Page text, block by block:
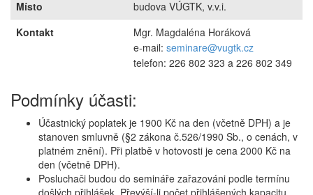
Místo
budova VÚGTK, v.v.i.
Kontakt
Mgr. Magdaléna Horáková
e-mail: seminare@vugtk.cz
telefon: 226 802 323 a 226 802 349
Podmínky účasti:
Účastnický poplatek je 1900 Kč na den (včetně DPH) a je
stanoven smluvně (§2 zákona č.526/1990 Sb., o cenách, v
platném znění). Při platbě v hotovosti je cena 2000 Kč na
den (včetně DPH).
Posluchači budou do semináře zařazováni podle termínu
došlých přihlášek. Převýší-li počet přihlášených kapacitu